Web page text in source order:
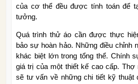
của cơ thể đều được tính toán để
tưởng.
Quá trình thử áo cần được thực
bảo sự hoàn hảo. Những điều chỉnh
khác biệt lớn trong tổng thể. Chính
giá trị của một thiết kế cao cấp. Thợ
sẽ tư vấn về những chi tiết kỹ thuật